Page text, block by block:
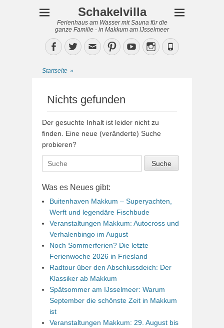
Schakelvilla
Ferienhaus am Wasser mit Sauna für die
ganze Familie - in Makkum am IJsselmeer
Facebook
TwitterEmailPinterestYouTubeInstagram
Phone
Startseite »
Nichts gefunden
Der gesuchte Inhalt ist leider nicht zu
finden. Eine neue (veränderte) Suche
probieren?
Suche
nach:
Was es Neues gibt:
Buitenhaven Makkum – Superyachten,
Werft und legendäre Fischbude
Veranstaltungen Makkum: Autocross und
Verhalenbingo im August
Noch Sommerferien? Die letzte
Ferienwoche 2026 in Friesland
Radtour über den Abschlussdeich: Der
Klassiker ab Makkum
Spätsommer am IJsselmeer: Warum
September die schönste Zeit in Makkum
ist
Veranstaltungen Makkum: 29. August bis